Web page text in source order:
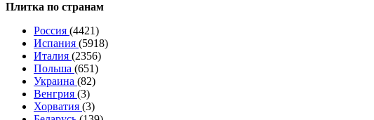
Плитка по странам
Россия (4421)
Испания (5918)
Италия (2356)
Польша (651)
Украина (82)
Венгрия (3)
Хорватия (3)